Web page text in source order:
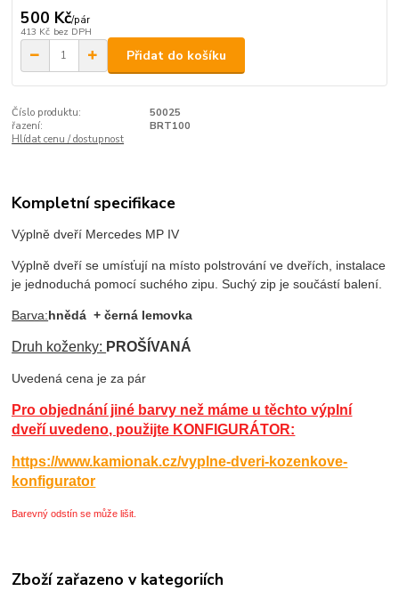
500 Kč/pár
413 Kč bez DPH
Přidat do košíku
Číslo produktu:
50025
řazení:
BRT100
Hlídat cenu / dostupnost
Kompletní specifikace
Výplně dveří Mercedes MP IV
Výplně dveří se umísťují na místo polstrování ve dveřích, instalace
je jednoduchá pomocí suchého zipu. Suchý zip je součástí balení.
Barva:hnědá + černá lemovka
Druh koženky: PROŠÍVANÁ
Uvedená cena je za pár
Pro objednání jiné barvy než máme u těchto výplní
dveří uvedeno, použijte KONFIGURÁTOR:
https://www.kamionak.cz/vyplne-dveri-kozenkove-
konfigurator
Barevný odstín se může lišit.
Zboží zařazeno v kategoriích